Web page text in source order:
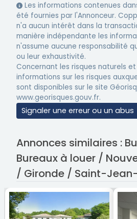
Les informations contenues
été fournies par l'Annonceur.
n'a aucun intérêt dans la
manière indépendante les
n'assume aucune responsabilité
ou leur exhaustivité.
Concernant les risques naturels
informations sur les risques
sont disponibles sur le site
www.georisques.gouv.fr.
Signaler une erreur ou un abus
Annonces similaires :
Bureaux à louer /
/ Gironde / Saint-